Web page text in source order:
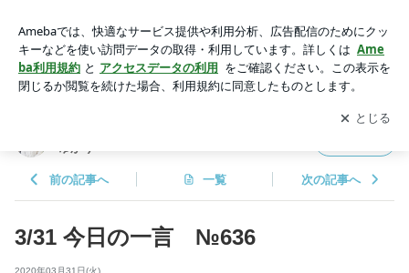
ー 関本ゆかり
アプリをダウンロードして ブログの更新通知
を受け取りまし
ょう。
開く
ゆかり
前の記事へ 一覧 次の記事へ
3/31 今日の一言 №636
2020年03月31日(火)